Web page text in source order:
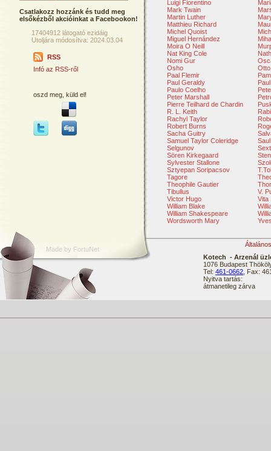
Csatlakozz hozzánk és tudd meg
elsőkézből akcióinkat a Facebookon!
17404912 látogató ezidáig
Utoljára módosítva: 2024.03.04
RSS
Infó az RSS-ről
oszd meg, küld el!
Luigi Fiorentino
Mark Twain
Martin Luther
Matthieu Richard
Michel Quoist
Miguel Hernández
Moira O Neill
Nat King Cole
Nomi Gur
Osho
Paal Flemir
Paul Geraldy
Paulo Coelho
Peter Marshall
Pierre Teilhard de Chardin
R. L. Keith
Rachyl Taylor
Robert Burns
Sacha Guitry
Samuel Taylor Coleridge
Selgunov
Sören Kirkegaard
Sylvester Stallone
Sztyepan Soripacsov
Tagore
Theophile Gautier
Tibullus
V.
Victor Hugo
Vita
William Blake
William Shakespeare
Wordsworth Mary
Made by FortuNet
Kotech - Arzenál
1076 Budapest
Tel: 461-0662 , Fax:
Nyitva tartás:
átmanetileg zárva